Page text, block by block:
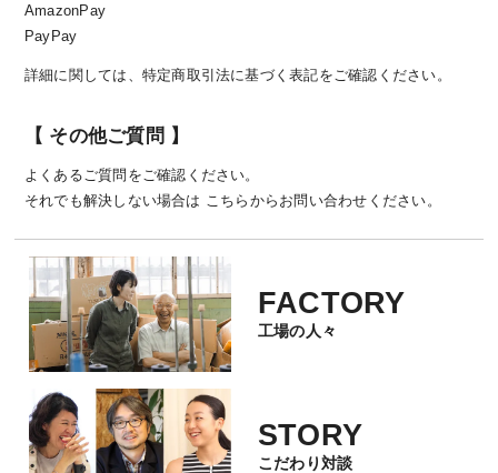
AmazonPay
PayPay
詳細に関しては、 特定商取引法に基づく表記をご確認ください。
【 その他ご質問 】
よくあるご質問 をご確認ください。
それでも解決しない場合は こちら からお問い合わせください。
FACTORY
工場の人々
STORY
こだわり対談